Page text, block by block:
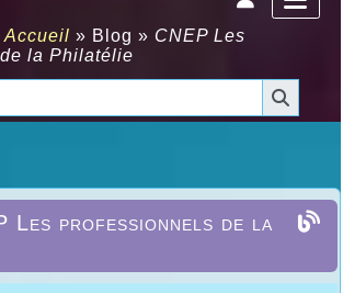
Accueil » Blog » CNEP Les
la Philatélie
Les professionnels de la